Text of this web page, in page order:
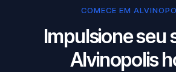
COMECE EM
Impulsione seu
Alvinopolis